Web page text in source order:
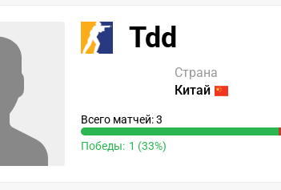
Tdd
Страна
Китай
Всего матчей: 3
Победы: 1 (33%)